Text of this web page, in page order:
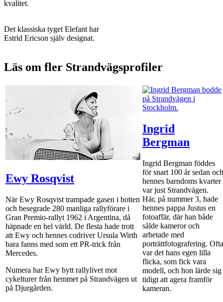
kvalitet.
Det klassiska tyget Elefant har
Estrid Ericson själv designat.
Läs om fler Strandvägsprofiler
Ewy Rosqvist
När Ewy Rosqvist trampade gasen i botten
och besegrade 280 manliga rallyförare i
Gran Premio-rallyt 1962 i Argentina, då
häpnade en hel värld. De flesta hade trott
att Ewy och hennes codriver Ursula Wirth
bara fanns med som ett PR-trick från
Mercedes.
Numera har Ewy bytt rallylivet mot
cykelturer från hemmet på Strandvägen ut
på Djurgården.
Ingrid
Bergman
Ingrid Bergman föddes
för snart 100 år sedan och
hennes barndoms kvarter
var just Strandvägen.
Här, på nummer 3, hade
hennes pappa Justus en
fotoaffär, där han både
sålde kameror och
arbetade med
porträttfotografering. Ofta
var det hans egen lilla
flicka, som fick vara
modell, och hon lärde sig
tidigt att agera framför
kameran.